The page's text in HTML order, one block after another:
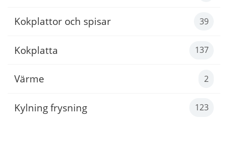
Kokplattor och spisar 39
Kokplatta 137
Värme 2
Kylning frysning 123